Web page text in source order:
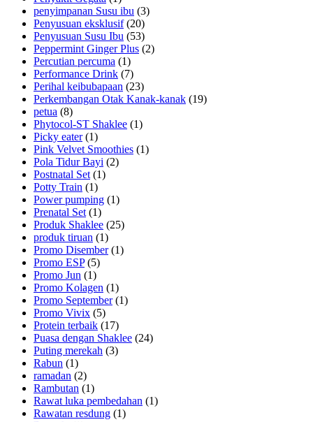
penyimpanan Susu ibu (3)
Penyusuan eksklusif(20)
Penyusuan Susu Ibu (53)
Peppermint Ginger Plus (2)
Percutian percuma (1)
Performance Drink (7)
Perihal keibubapaan (23)
Perkembangan Otak Kanak-kanak (19)
petua (8)
Phytocol-ST Shaklee (1)
Picky eater(1)
Pink Velvet Smoothies (1)
Pola Tidur Bayi (2)
Postnatal Set (1)
Potty Train (1)
Power pumping (1)
Prenatal Set (1)
Produk Shaklee (25)
produk tiruan (1)
Promo Disember(1)
Promo ESP(5)
Promo Jun (1)
Promo Kolagen (1)
Promo September(1)
Promo Vivix (5)
Protein terbaik (17)
Puasa dengan Shaklee (24)
Puting merekah (3)
Rabun (1)
ramadan (2)
Rambutan (1)
Rawat luka pembedahan (1)
Rawatan resdung (1)